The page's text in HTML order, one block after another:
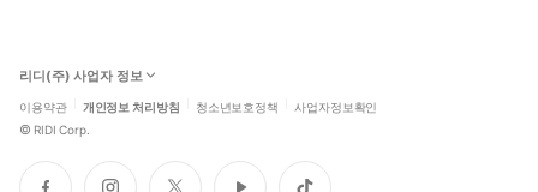
리디(주) 사업자 정보
이용약관 개인정보 처리방침 청소년보호정책 사업자정보확인
© RIDI Corp.